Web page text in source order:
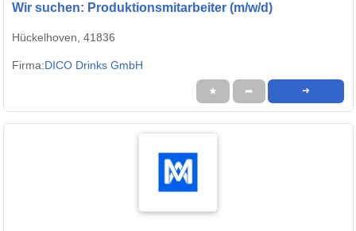
Wir suchen: Produktionsmitarbeiter (m/w/d)
Hückelhoven, 41836
Firma:DICO Drinks GmbH
★ ➦ ➜